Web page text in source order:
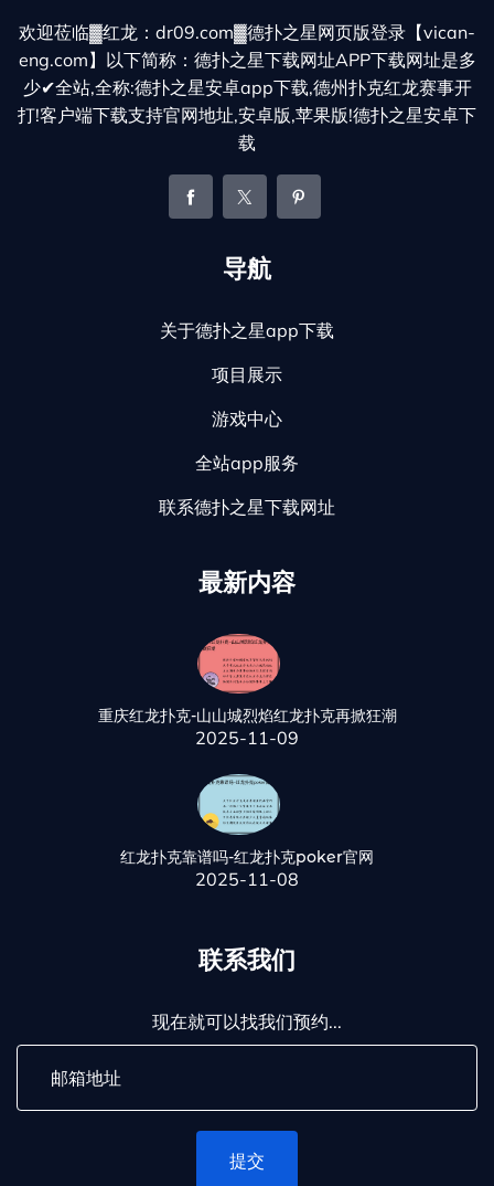
欢迎莅临▓红龙：dr09.com▓德扑之星网页版登录【vican-
eng.com】以下简称：德扑之星下载网址APP下载网址是多
少✔全站,全称:德扑之星安卓app下载,德州扑克红龙赛事开
打!客户端下载支持官网地址,安卓版,苹果版!德扑之星安卓下
载
导航
关于德扑之星app下载
项目展示
游戏中心
全站app服务
联系德扑之星下载网址
最新内容
重庆红龙扑克-山山城烈焰红龙扑克再掀狂潮
2025-11-09
红龙扑克靠谱吗-红龙扑克poker官网
2025-11-08
联系我们
现在就可以找我们预约...
提交